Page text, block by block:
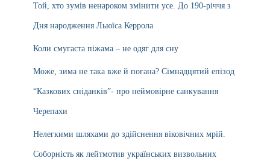
Той, хто зумів ненароком змінити усе. До 190-річчя з
Дня народження Льюїса Керрола
Коли смугаста піжама – не одяг для сну
Може, зима не така вже й погана? Сімнадцятий епізод
“Казкових сніданків”- про неймовірне санкування
Черепахи
Нелегкими шляхами до здійснення віковічних мрій.
Соборність як лейтмотив українських визвольних